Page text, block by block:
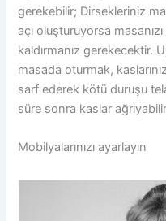
gerekebilir; Dirsekleriniz
açı oluşturuyorsa
kaldırmanız gerekecektir.
masada oturmak,
sarf ederek kötü duruşu
süre sonra kaslar
Mobilyalarınızı ayarlayın